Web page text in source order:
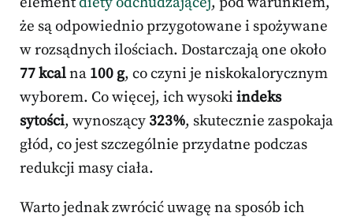
że są odpowiednio przygotowane i spożywane
w rozsądnych ilościach. Dostarczają one około
77 kcalna 100 g, co czyni je niskokalorycznym
wyborem. Co więcej, ich wysoki indeks
sytości, wynoszący 323%, skutecznie zaspokaja
głód, co jest szczególnie przydatne podczas
redukcji masy ciała.
Warto jednak zwrócić uwagę na sposób ich